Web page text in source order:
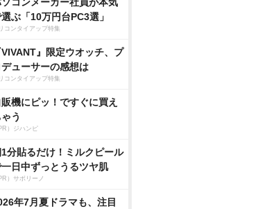
ぶ「10万円台PC3選」
コンタイアップ特集
VIVANT』限定ウオッチ、プ
デューサーの感想は
コンタイアップ特集
販機にピッ！ですぐに買え
う
PR）ジハンピ
分貼るだけ！ミルクピール
日中ずっとうるツヤ肌
PR）サボリーノ
年7月夏ドラマも、注目